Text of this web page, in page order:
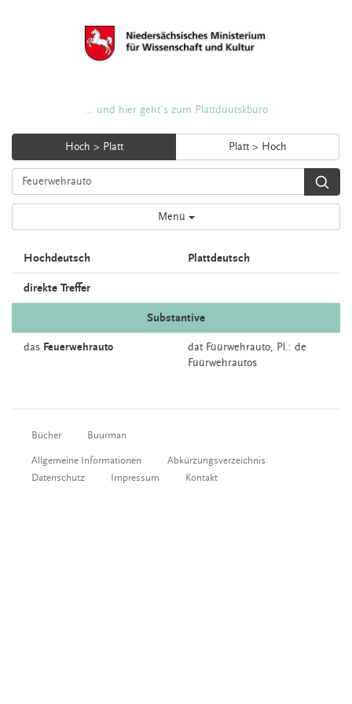
... und hier geht's zum Plattdüütskbüro
Hoch > Platt Platt > Hoch
Menü
Hochdeutsch Plattdeutsch
direkte Treffer
Substantive
das Feuerwehrauto dat Füürwehrauto, Pl.: de
Füürwehrautos
Bücher Buurman
Allgemeine Informationen
Abkürzungsverzeichnis
Datenschutz
Impressum Kontakt